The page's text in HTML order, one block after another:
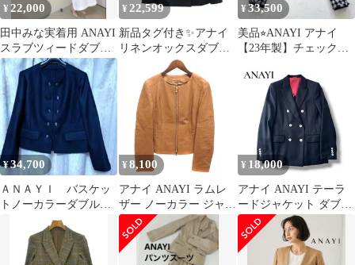
¥ 22,000
田中みな実着用 ANAYI
スラブツィードダブル
ボタンジャケット
¥ 22,599
新品タグ付き✨アナイ
リネンオックスダブル
ジャケット パールボタ
ン ノーカラー
¥33,500
美品⭐︎ANAYI アナイ
【23年製】チェックツ
ケット 38
¥34,700
ＡＮＡＹＩ バスケッ
トノーカラーダブルジ
¥ 8,100
アナイ ANAYI ラムレ
ザー ノーカラー ジャケ
ット ダブルジップ 羊革
キャメル 38
¥ 18,000
アナイ ANAYI テーラ
ードジャケット ダブル
ブレスト 紺ブレ ネイビ
ー ウール 38 M 美品
6JU044